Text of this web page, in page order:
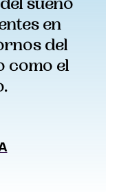
en
del
como el